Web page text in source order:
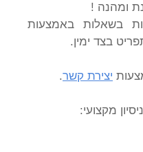
ומהנה !
בשאלות באמצעות
בצד ימין.
יצירת קשר.
מקצועי: